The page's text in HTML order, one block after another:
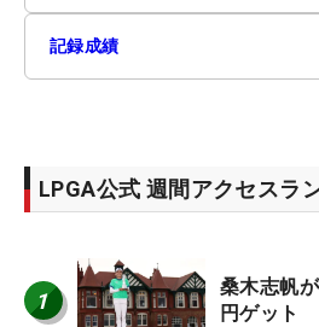
記録成績
LPGA公式 週間アクセスラ
1
桑木志帆
円ゲット